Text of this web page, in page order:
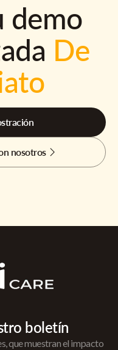
demo
De
nosotros
boletín
que muestran el impacto